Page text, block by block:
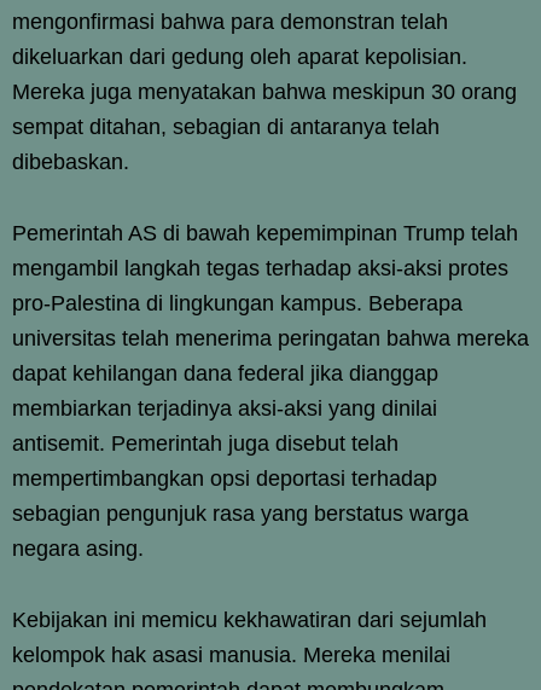
mengonfirmasi bahwa para demonstran telah
dikeluarkan dari gedung oleh aparat kepolisian.
Mereka juga menyatakan bahwa meskipun 30 orang
sempat ditahan, sebagian di antaranya telah
dibebaskan.
Pemerintah AS di bawah kepemimpinan Trump telah
mengambil langkah tegas terhadap aksi-aksi protes
pro-Palestina di lingkungan kampus. Beberapa
universitas telah menerima peringatan bahwa mereka
dapat kehilangan dana federal jika dianggap
membiarkan terjadinya aksi-aksi yang dinilai
antisemit. Pemerintah juga disebut telah
mempertimbangkan opsi deportasi terhadap
sebagian pengunjuk rasa yang berstatus warga
negara asing.
Kebijakan ini memicu kekhawatiran dari sejumlah
kelompok hak asasi manusia. Mereka menilai